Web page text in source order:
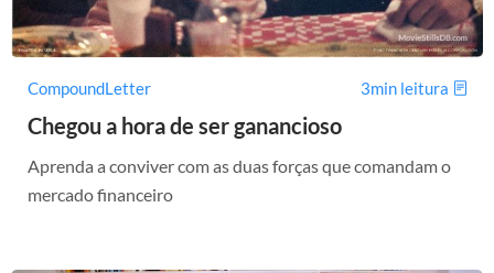
CompoundLetter 3min leitura
Chegou a hora de ser ganancioso
Aprenda a conviver com as duas forças que comandam o
mercado financeiro